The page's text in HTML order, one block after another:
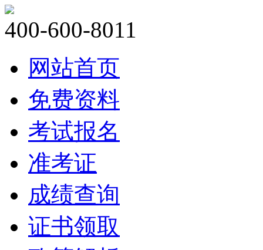
400-600-8011
网站首页
免费资料
考试报名
准考证
成绩查询
证书领取